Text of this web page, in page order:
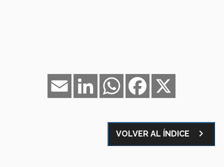
Facebook
WhatsApp
LinkedIn
Email
VOLVER AL ÍNDICE navigate_next